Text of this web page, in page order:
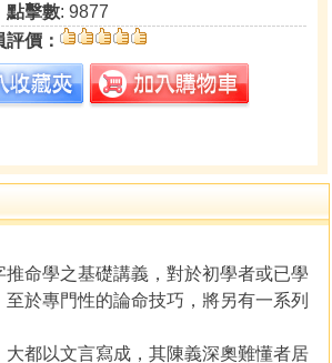
點擊數: 9877
評價：
命學之基礎講義，對於初學者或已學
於專門性的論命技巧，將另有一系列
大都以文言寫成，其陳義深奧難懂者居